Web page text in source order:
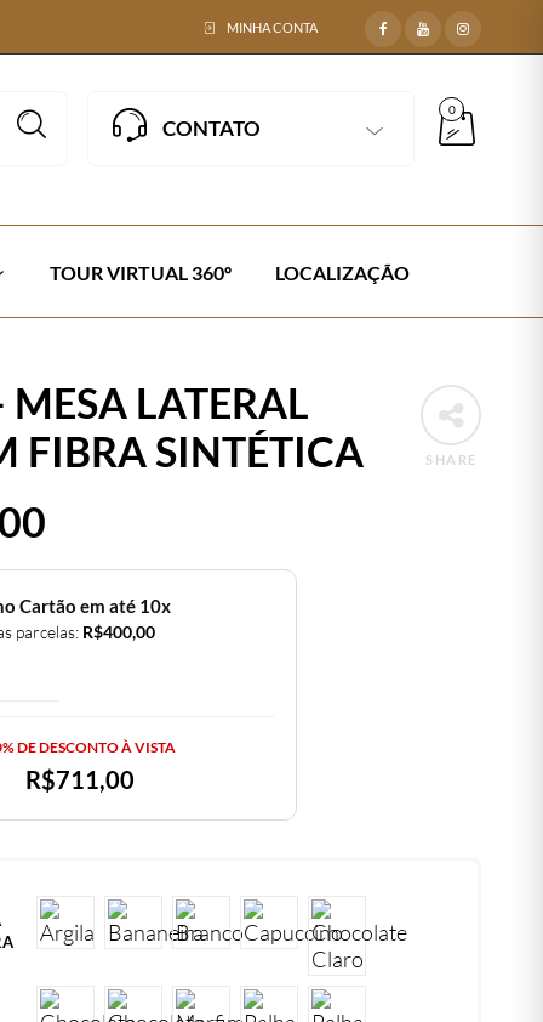
MINHA CONTA
CONTATO
0
TOUR VIRTUAL 360º LOCALIZAÇÃO
SHARE
LATERAL
FIBRA SINTÉTICA
Cartão em até 10x
parcelas: R$400,00
DE DESCONTO À VISTA
R$711,00